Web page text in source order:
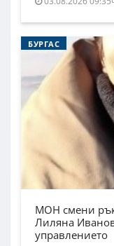
БУРГАС
МОН смени
Лиляна
управлението